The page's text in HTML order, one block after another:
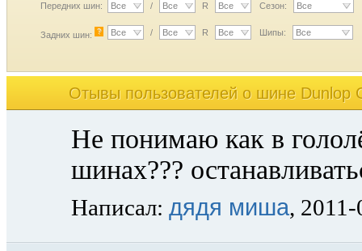
Передних шин: Все / Все R Все Сезон: Все
Задних шин: ? Все / Все R Все Шипы: Все
Отывы пользователей o шине Dunlop
Не понимаю как в
шинах???
Написал: дядя миша,